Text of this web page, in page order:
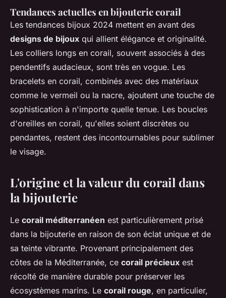
Tendances actuelles en bijouterie corail
Les tendances bijoux 2024 mettent en avant des
designs de bijoux qui allient élégance et originalité.
Les colliers longs en corail, souvent associés à des
pendentifs audacieux, sont très en vogue. Les
bracelets en corail, combinés avec des matériaux
comme le vermeil ou la nacre, ajoutent une touche de
sophistication à n'importe quelle tenue. Les boucles
d'oreilles en corail, qu'elles soient discrètes ou
pendantes, restent des incontournables pour sublimer
le visage.
L'origine et la valeur du corail dans
la bijouterie
Le corail méditerranéen est particulièrement prisé
dans la bijouterie en raison de son éclat unique et de
sa teinte vibrante. Provenant principalement des
côtes de la Méditerranée, ce corail précieux est
récolté de manière durable pour préserver les
écosystèmes marins. Le corail rouge, en particulier,